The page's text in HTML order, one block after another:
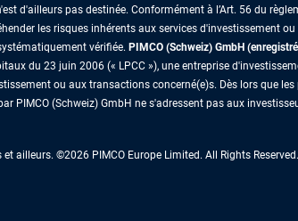
d'ailleurs pas destinée. Conformément à l’Art. 56 du
les risques inhérents aux services d'investissement
vérifiée. PIMCO (Schweiz) GmbH
du 23 juin 2006 (« LPCC »), une entreprise
ou aux transactions concerné(e)s. Dès lors que
PIMCO (Schweiz) GmbH ne s'adressent pas aux
ailleurs. ©2026 PIMCO Europe Limited. All Rights Reserved.